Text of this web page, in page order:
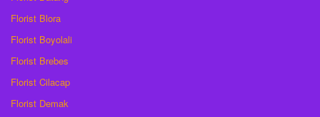
Florist Blora
Florist Boyolali
Florist Brebes
Florist Cilacap
Florist Demak